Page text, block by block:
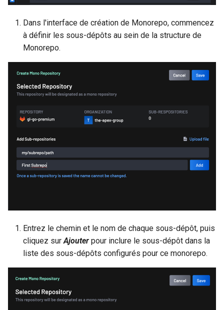
Dans l'interface de création de Monorepo, commencez
à définir les sous-dépôts au sein de la structure de
Monorepo.
Entrez le chemin et le nom de chaque sous-dépôt, puis
cliquez sur Ajouter pour inclure le sous-dépôt dans la
liste des sous-dépôts configurés pour ce monorepo.